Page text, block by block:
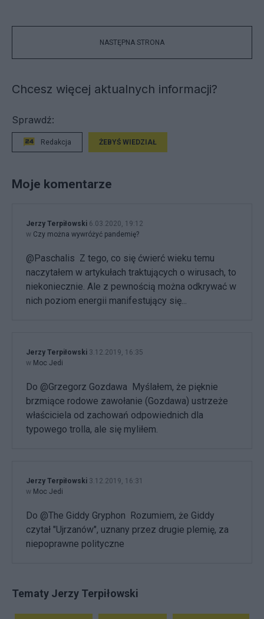
NASTĘPNA STRONA
Chcesz więcej aktualnych informacji?
Sprawdź:
Redakcja ŻEBYŚ WIEDZIAŁ
Moje komentarze
Jerzy Terpiłowski 6.03.2020, 19:12
w Czy można wywróżyć pandemię?
@Paschalis Z tego, co się ćwierć wieku temu
naczytałem w artykułach traktujących o wirusach, to
niekoniecznie. Ale z pewnością można odkrywać w
nich poziom energii manifestujący się...
Jerzy Terpiłowski 3.12.2019, 16:35
w Moc Jedi
Do @Grzegorz Gozdawa Myślałem, że pięknie
brzmiące rodowe zawołanie (Gozdawa) ustrzeże
właściciela od zachowań odpowiednich dla
typowego trolla, ale się myliłem.
Jerzy Terpiłowski 3.12.2019, 16:31
w Moc Jedi
Do @The Giddy Gryphon Rozumiem, że Giddy
czytał "Ujrzanów", uznany przez drugie plemię, za
niepoprawne polityczne
Tematy Jerzy Terpiłowski